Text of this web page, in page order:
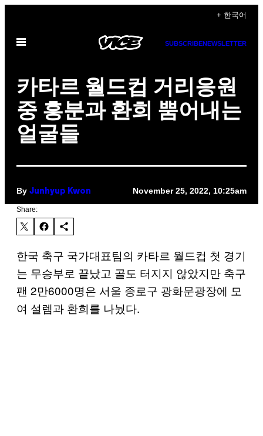
content
+ 한국어
Open
SUBSCRIBENEWSLETTER
카타르 월드컵 거리응원
중 흥분과 환희 뿜어내는
얼굴들
By Junhyup Kwon November 25, 2022, 10:25am
Share:
한국 축구 국가대표팀의 카타르 월드컵 첫 경기
는 무승부로 끝났고 골도 터지지 않았지만 축구
팬 2만6000명은 서울 종로구 광화문광장에 모
여 설렘과 환희를 나눴다.